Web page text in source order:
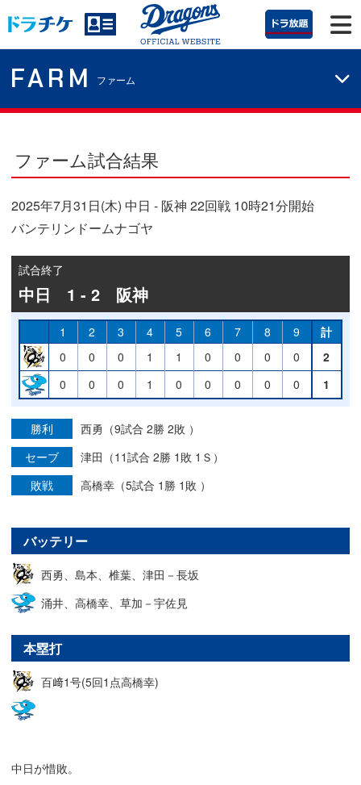
FARM ファーム
ファーム試合結果
2025年7月31日(木) 中日 - 阪神 22回戦 10時21分開始
バンテリンドームナゴヤ
試合終了
中日 1 - 2 阪神
1 2 3 4 5 6 7 8 9
計
0
0 0 1 1 0 0 0 0
2
0
0 0 1 0 0 0 0 0 1
勝利
西勇（9試合 2勝 2敗 ）
セーブ
津田（11試合 2勝 1敗 1Ｓ）
敗戦
高橋幸（5試合 1勝 1敗 ）
バッテリー
西勇、島本、椎葉、津田－長坂
涌井、高橋幸、草加－宇佐見
本塁打
百﨑1号(5回1点高橋幸)
中日が惜敗。